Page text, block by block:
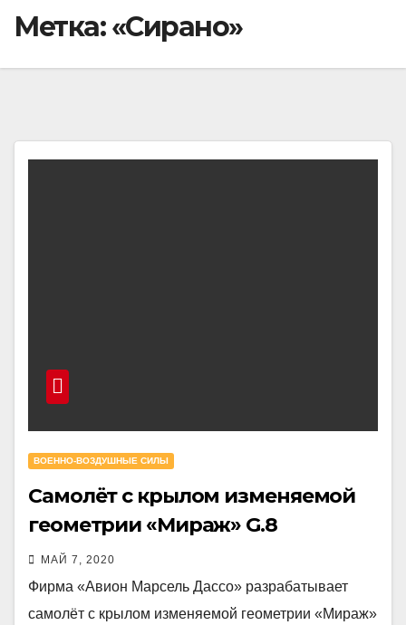
Метка:«Сирано»
ВОЕННО-ВОЗДУШНЫЕ СИЛЫ
Самолёт с крылом изменяемой
геометрии «Мираж» G.8
МАЙ 7, 2020
Фирма «Авион Марсель Дассо» разрабатывает
самолёт с крылом изменяемой геометрии «Мираж»